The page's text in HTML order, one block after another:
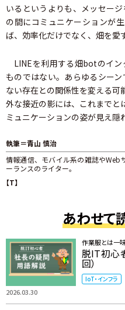
いるというよりも、メッセー
の間にコミュニケーションが
ば、効率化だけでなく、畑を愛
LINEを利用する畑botのイン
ものではない。あらゆるシー
ない存在との関係性を変える
外な接近の影には、これまでと
ミュニケーションの姿が見え隠
執筆＝青山 慎治
情報通信、モバイル系の雑誌やWeb
ーランスのライター。
【T】
あわせて
2026.03.30
作業服とは一
脱IT初心
回）
IoT・インフラ